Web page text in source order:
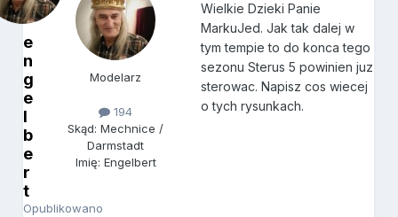
e
n
g
e
l
b
e
r
t
Opublikowano
Modelarz
194
Skąd: Mechnice /
Darmstadt
Imię: Engelbert
Wielkie Dzieki Panie
MarkuJed. Jak tak dalej w
tym tempie to do konca tego
sezonu Sterus 5 powinien juz
sterowac. Napisz cos wiecej
o tych rysunkach.